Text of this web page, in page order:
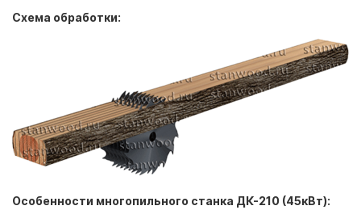
Схема обработки:
Особенности многопильного станка ДК-210 (45кВт):